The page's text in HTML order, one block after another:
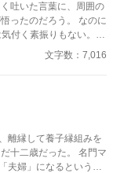
ったのだろう。 なのに
付く素振りもない。
女性に会いにいくため
文字数：7,016
離縁して養子縁組みを
夫婦」になるという取